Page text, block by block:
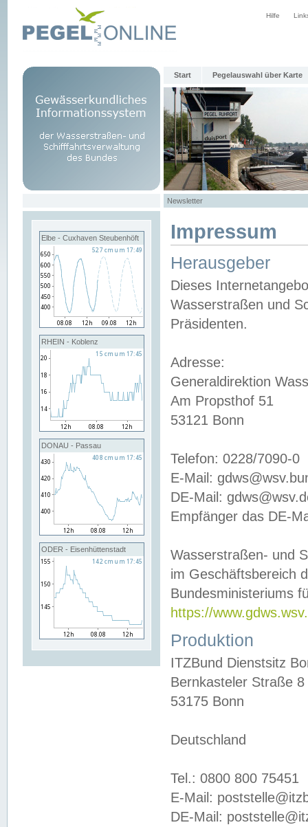
Hilfe
Start Pegelauswahl über Karte
Newsletter
Elbe - Cuxhaven Steubenhöft
RHEIN - Koblenz
DONAU - Passau
ODER - Eisenhüttenstadt
Impressum
Herausgeber
Dieses
Wasserstraßen und
Präsidenten.
Adresse:
Generaldirektion
Am Propsthof 51
53121 Bonn
Telefon: 0228/7090-0
E-Mail:
DE-Mail:
Empfänger das DE-
Wasserstraßen- und
im Geschäftsbereich
Bundesministeriums
https://
Produktion
ITZBund Dienstsitz
Bernkasteler Straße 8
53175 Bonn
Deutschland
Tel.: 0800 800 75451
E-Mail:
DE-Mail: